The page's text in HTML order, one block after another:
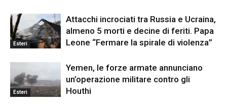
Esteri
Attacchi incrociati tra Russia e Ucraina,
almeno 5 morti e decine di feriti. Papa
Leone “Fermare la spirale di violenza”
Esteri
Yemen, le forze armate annunciano
un’operazione militare contro gli
Houthi